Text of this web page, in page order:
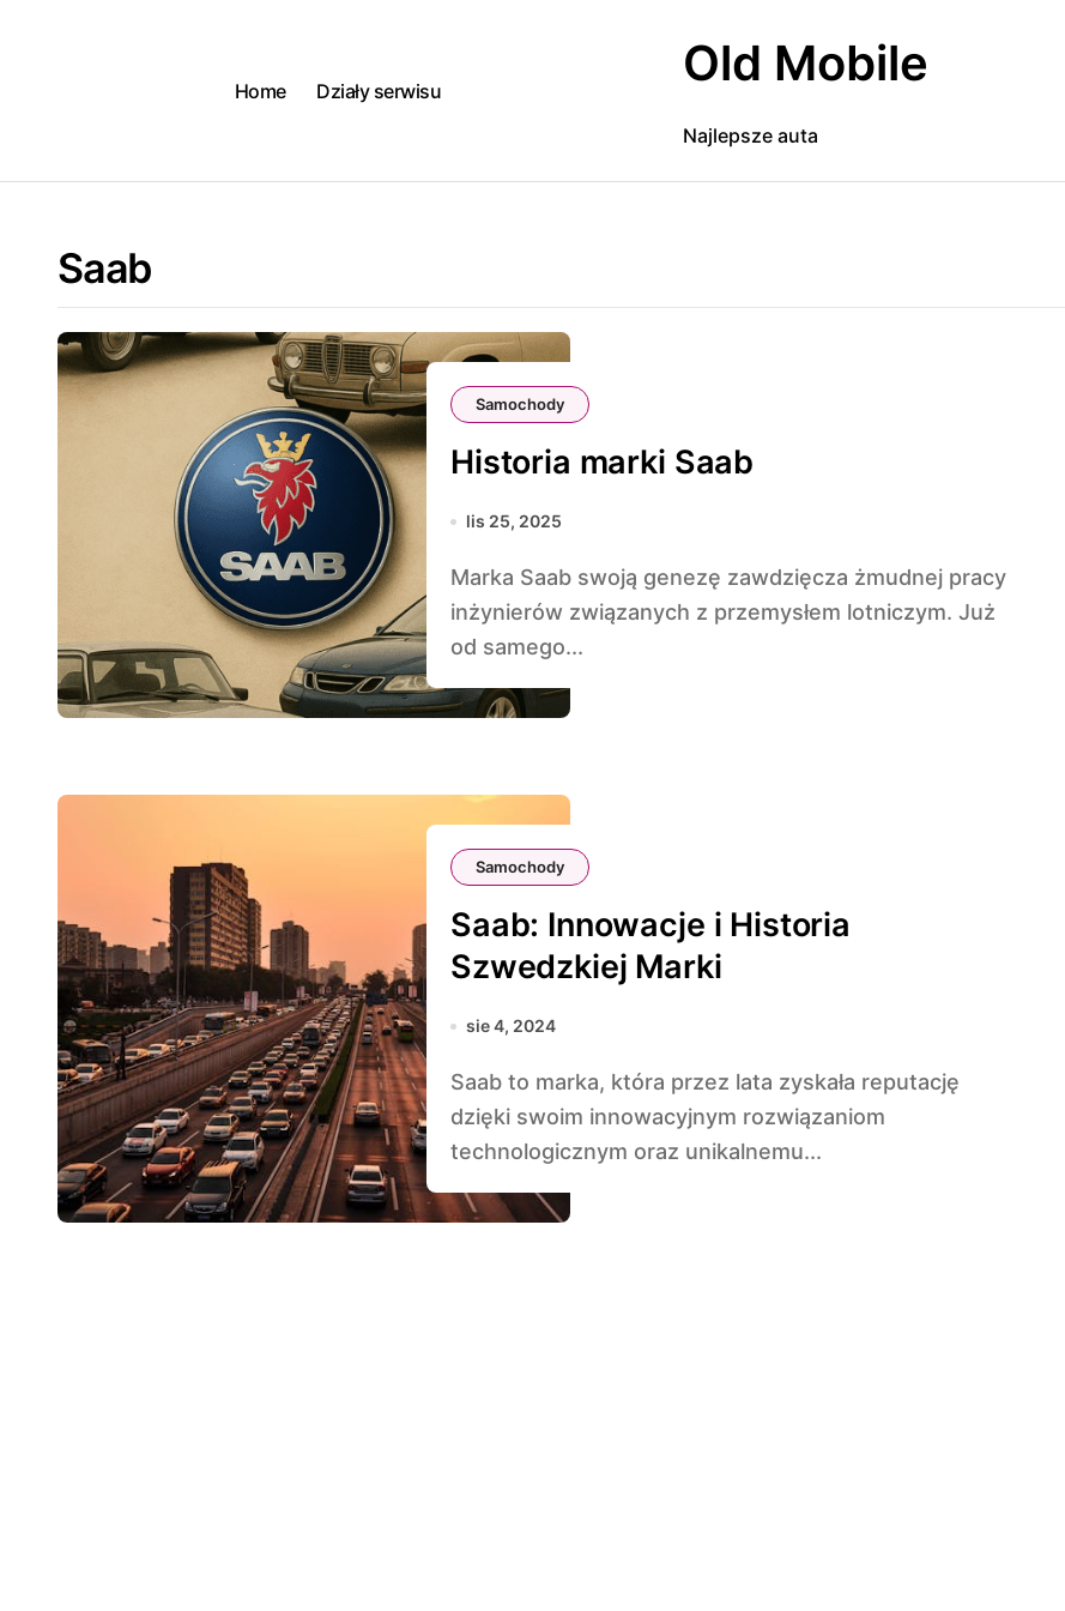
Home
Działy serwisu Old Mobile
Najlepsze auta
Saab
Samochody
Historia marki Saab
lis 25, 2025
Marka Saab swoją genezę zawdzięcza żmudnej pracy
inżynierów związanych z przemysłem lotniczym. Już
od samego...
Samochody
Saab: Innowacje i Historia
Szwedzkiej Marki
sie 4, 2024
Saab to marka, która przez lata zyskała reputację
dzięki swoim innowacyjnym rozwiązaniom
technologicznym oraz unikalnemu...